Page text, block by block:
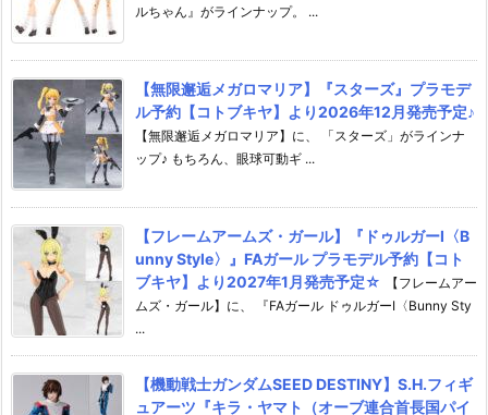
ルちゃん』がラインナップ。 ...
【無限邂逅メガロマリア】『スターズ』プラモデ
ル予約【コトブキヤ】より2026年12月発売予定♪
【無限邂逅メガロマリア】に、 「スターズ」がラインナ
ップ♪ もちろん、眼球可動ギ ...
【フレームアームズ・ガール】『ドゥルガーI〈B
unny Style〉』FAガール プラモデル予約【コト
ブキヤ】より2027年1月発売予定☆
【フレームアー
ムズ・ガール】に、 『FAガール ドゥルガーI〈Bunny Sty
...
【機動戦士ガンダムSEED DESTINY】S.H.フィギ
ュアーツ『キラ・ヤマト（オーブ連合首長国パイ